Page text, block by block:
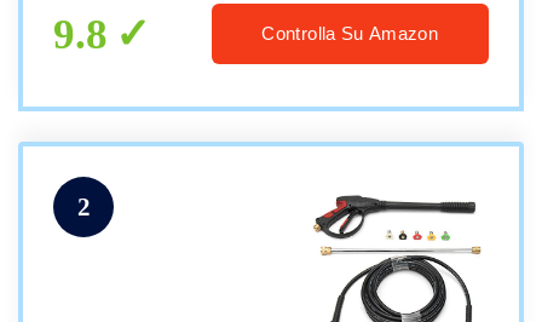
105cm)
9.8 Controlla Su Amazon
2